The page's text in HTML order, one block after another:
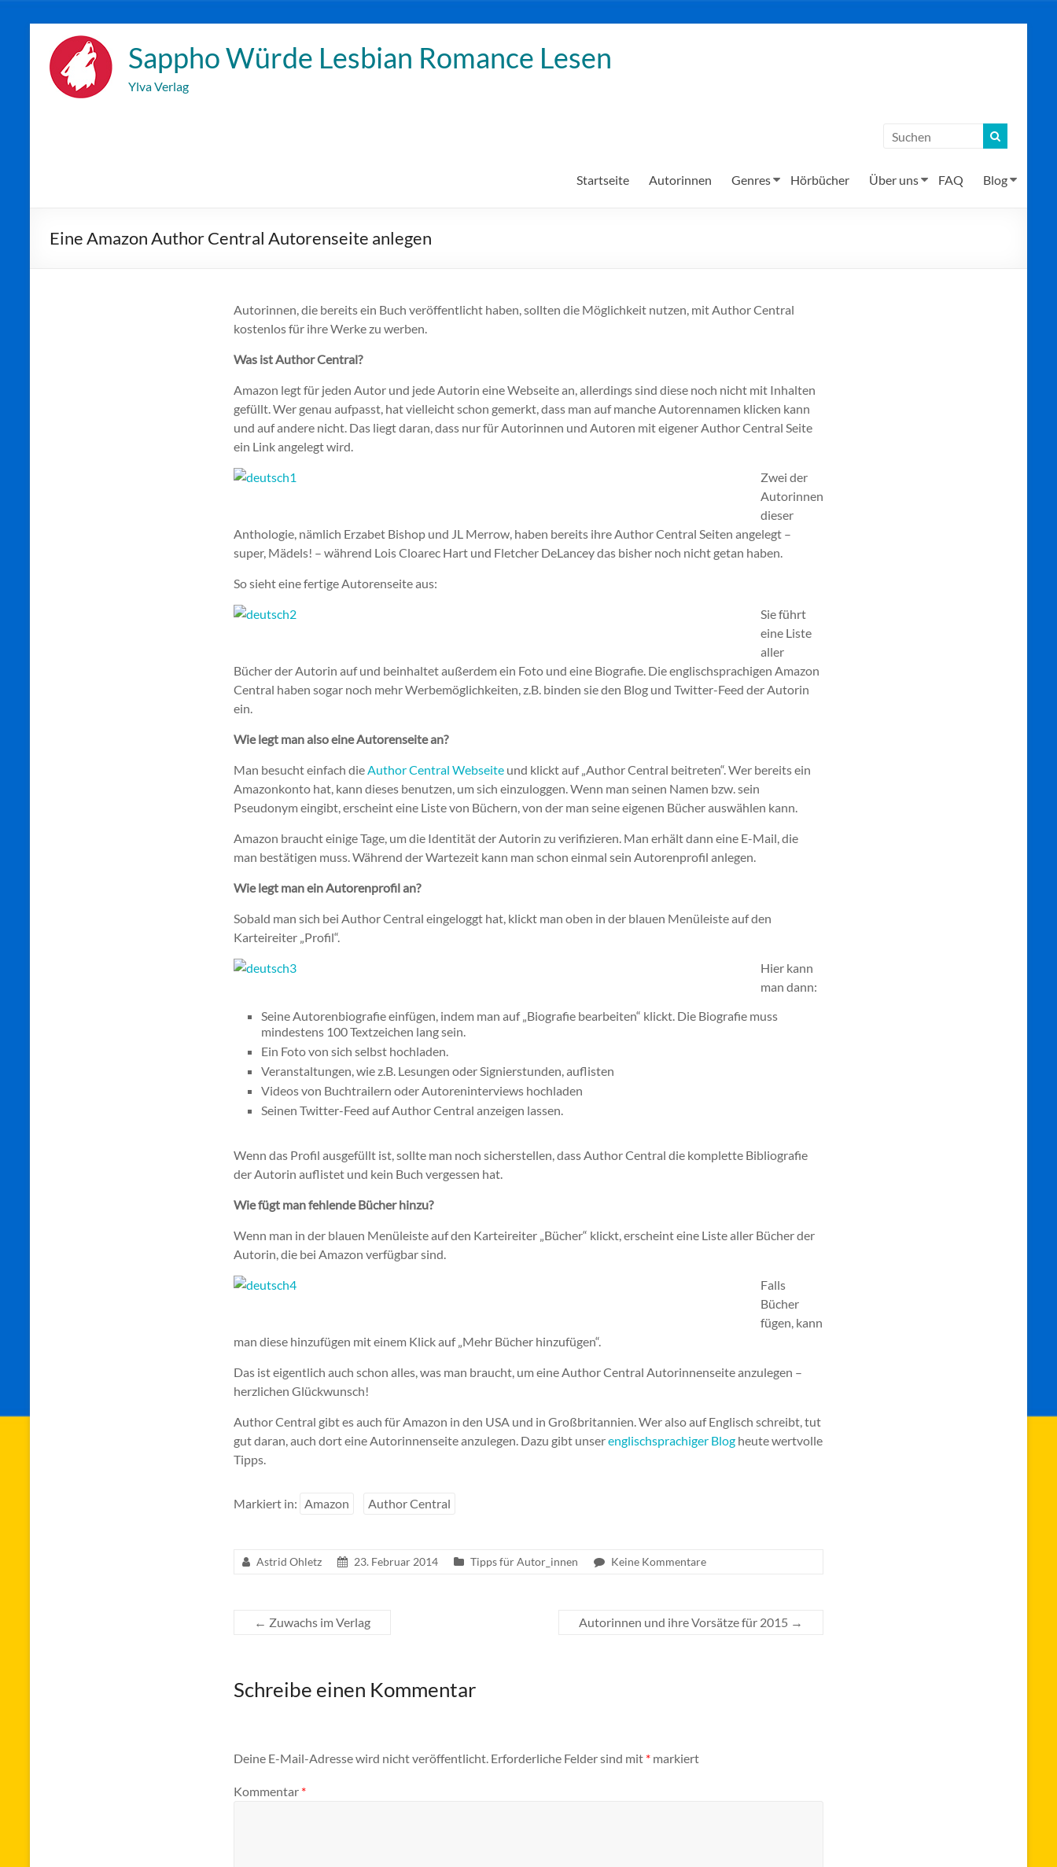
Inhalt
wechseln
Sappho Würde Lesbian Romance Lesen
Ylva Verlag
Startseite Autorinnen Genres Hörbücher Über uns FAQ Blog
Eine Amazon Author Central Autorenseite anlegen
Autorinnen, die bereits ein Buch veröffentlicht haben, sollten die Möglichkeit nutzen, mit Author Central
kostenlos für ihre Werke zu werben.
Was ist Author Central?
Amazon legt für jeden Autor und jede Autorin eine Webseite an, allerdings sind diese noch nicht mit Inhalten
gefüllt. Wer genau aufpasst, hat vielleicht schon gemerkt, dass man auf manche Autorennamen klicken kann
und auf andere nicht. Das liegt daran, dass nur für Autorinnen und Autoren mit eigener Author Central Seite
ein Link angelegt wird.
Zwei der
Autorinnen
dieser
Anthologie, nämlich Erzabet Bishop und JL Merrow, haben bereits ihre Author Central Seiten angelegt –
super, Mädels! – während Lois Cloarec Hart und Fletcher DeLancey das bisher noch nicht getan haben.
So sieht eine fertige Autorenseite aus:
Sie führt
eine Liste
aller
Bücher der Autorin auf und beinhaltet außerdem ein Foto und eine Biografie. Die englischsprachigen Amazon
Central haben sogar noch mehr Werbemöglichkeiten, z.B. binden sie den Blog und Twitter-Feed der Autorin
ein.
Wie legt man also eine Autorenseite an?
Man besucht einfach dieAuthor Central Webseite und klickt auf „Author Central beitreten“. Wer bereits ein
Amazonkonto hat, kann dieses benutzen, um sich einzuloggen. Wenn man seinen Namen bzw. sein
Pseudonym eingibt, erscheint eine Liste von Büchern, von der man seine eigenen Bücher auswählen kann.
Amazon braucht einige Tage, um die Identität der Autorin zu verifizieren. Man erhält dann eine E-Mail, die
man bestätigen muss. Während der Wartezeit kann man schon einmal sein Autorenprofil anlegen.
Wie legt man ein Autorenprofil an?
Sobald man sich bei Author Central eingeloggt hat, klickt man oben in der blauen Menüleiste auf den
Karteireiter „Profil“.
Hier kann
man dann:
Seine Autorenbiografie einfügen, indem man auf „Biografie bearbeiten“ klickt. Die Biografie muss
mindestens 100 Textzeichen lang sein.
Ein Foto von sich selbst hochladen.
Veranstaltungen, wie z.B. Lesungen oder Signierstunden, auflisten
Videos von Buchtrailern oder Autoreninterviews hochladen
Seinen Twitter-Feed auf Author Central anzeigen lassen.
Wenn das Profil ausgefüllt ist, sollte man noch sicherstellen, dass Author Central die komplette Bibliografie
der Autorin auflistet und kein Buch vergessen hat.
Wie fügt man fehlende Bücher hinzu?
Wenn man in der blauen Menüleiste auf den Karteireiter „Bücher“ klickt, erscheint eine Liste aller Bücher der
Autorin, die bei Amazon verfügbar sind.
Falls
Bücher
fügen, kann
man diese hinzufügen mit einem Klick auf „Mehr Bücher hinzufügen“.
Das ist eigentlich auch schon alles, was man braucht, um eine Author Central Autorinnenseite anzulegen –
herzlichen Glückwunsch!
Author Central gibt es auch für Amazon in den USA und in Großbritannien. Wer also auf Englisch schreibt, tut
gut daran, auch dort eine Autorinnenseite anzulegen. Dazu gibt unserenglischsprachiger Blog heute wertvolle
Tipps.
Markiert in: Amazon Author Central
Astrid Ohletz 23. Februar 2014 Tipps für Autor_innen Keine Kommentare
← Zuwachs im Verlag Autorinnen und ihre Vorsätze für 2015 →
Schreibe einen Kommentar
Deine E-Mail-Adresse wird nicht veröffentlicht. Erforderliche Felder sind mit * markiert
Kommentar *